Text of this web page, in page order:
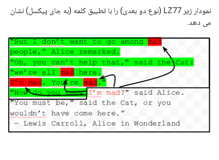
نمودار زیر LZ77 (نوع دو بعدی) را با تطبیق کلمه (به جای پیکسل) نشان
می دهد.